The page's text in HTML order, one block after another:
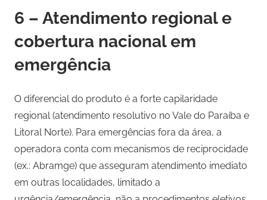
6 – Atendimento regional e
cobertura nacional em
emergência
O diferencial do produto é a forte capilaridade
regional (atendimento resolutivo no Vale do Paraíba e
Litoral Norte). Para emergências fora da área, a
operadora conta com mecanismos de reciprocidade
(ex.: Abramge) que asseguram atendimento imediato
em outras localidades, limitado a